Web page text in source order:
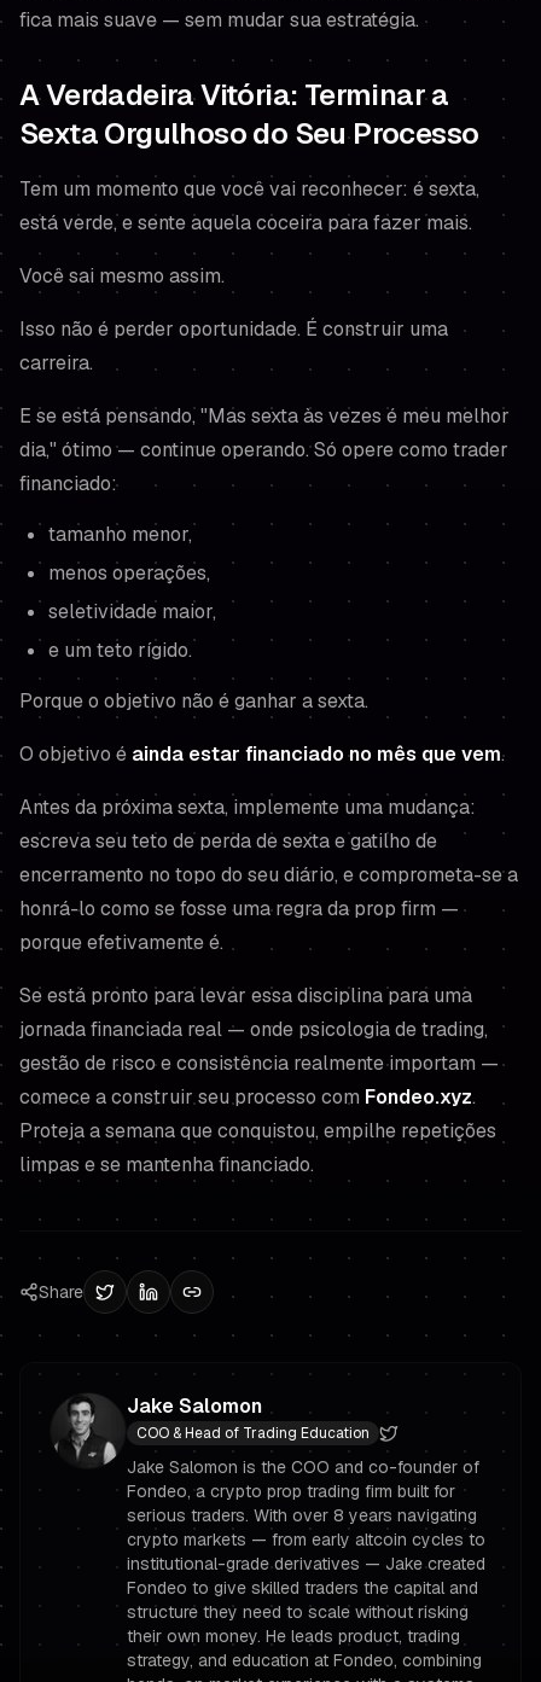
fica mais suave — sem mudar sua estratégia.
A Verdadeira Vitória: Terminar a
Sexta Orgulhoso do Seu Processo
Tem um momento que você vai reconhecer: é sexta,
está verde, e sente aquela coceira para fazer mais.
Você sai mesmo assim.
Isso não é perder oportunidade. É construir uma
carreira.
E se está pensando, "Mas sexta às vezes é meu melhor
dia," ótimo — continue operando. Só opere como trader
financiado:
tamanho menor,
menos operações,
seletividade maior,
e um teto rígido.
Porque o objetivo não é ganhar a sexta.
O objetivo é ainda estar financiado no mês que vem.
Antes da próxima sexta, implemente uma mudança:
escreva seu teto de perda de sexta e gatilho de
encerramento no topo do seu diário, e comprometa-se a
honrá-lo como se fosse uma regra da prop firm —
porque efetivamente é.
Se está pronto para levar essa disciplina para uma
jornada financiada real — onde psicologia de trading,
gestão de risco e consistência realmente importam —
comece a construir seu processo com Fondeo.xyz.
Proteja a semana que conquistou, empilhe repetições
limpas e se mantenha financiado.
Share
Jake Salomon
COO & Head of Trading Education
Jake Salomon is the COO and co-founder of
Fondeo, a crypto prop trading firm built for
serious traders. With over 8 years navigating
crypto markets — from early altcoin cycles to
institutional-grade derivatives — Jake created
Fondeo to give skilled traders the capital and
structure they need to scale without risking
their own money. He leads product, trading
strategy, and education at Fondeo, combining